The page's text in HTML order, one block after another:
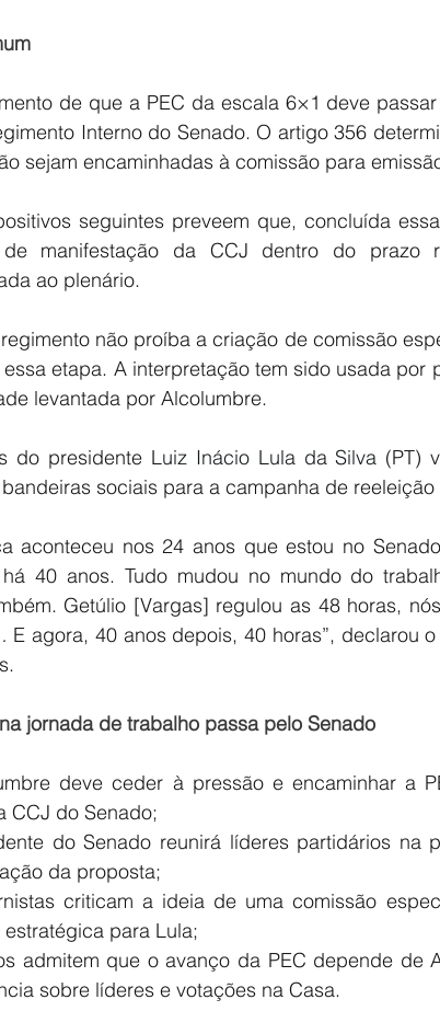
de que a PEC da escala 6×1 deve
Interno do Senado. O artigo 356
sejam encaminhadas à comissão para
seguintes preveem que, concluída
de manifestação da CCJ dentro do prazo
ao plenário.
não proíba a criação de comissão
etapa. A interpretação tem sido usada por
levantada por Alcolumbre.
do presidente Luiz Inácio Lula da Silva (PT)
sociais para a campanha de reeleição
aconteceu nos 24 anos que estou no
40 anos. Tudo mudou no mundo do
Getúlio [Vargas] regulou as 48 horas,
agora, 40 anos depois, 40 horas”, declarou o
jornada de trabalho passa pelo Senado
deve ceder à pressão e encaminhar a
CCJ do Senado;
do Senado reunirá líderes partidários na
da proposta;
criticam a ideia de uma comissão
estratégica para Lula;
admitem que o avanço da PEC depende de
sobre líderes e votações na Casa.